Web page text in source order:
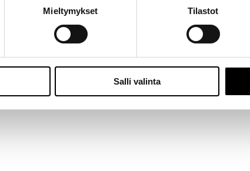
Mieltymykset Tilastot
Salli valinta